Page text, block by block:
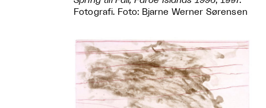
Fotografi. Foto: Bjarne Werner Sørensen